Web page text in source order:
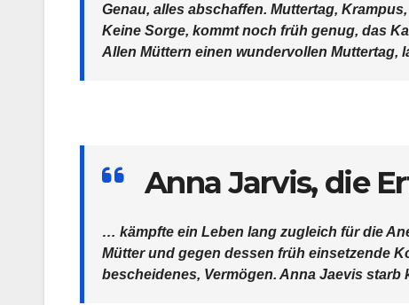
Genau, alles abschaffen. Muttertag,
Keine Sorge, kommt noch früh genug, das
Allen Müttern einen wundervollen Muttertag,
Anna Jarvis, die
… kämpfte ein Leben lang zugleich für die
Mütter und gegen dessen früh einsetzende
bescheidenes, Vermögen. Anna Jaevis